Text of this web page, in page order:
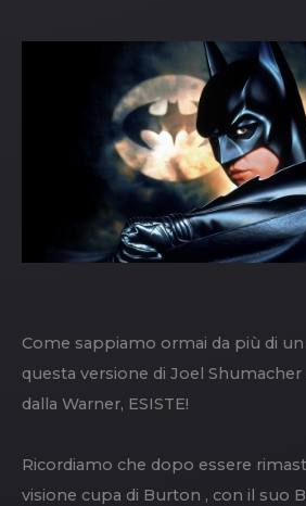
Come sappiamo ormai da più di un
questa versione di Joel
dalla Warner, ESISTE!
Ricordiamo che dopo essere
visione cupa di Burton , con il suo